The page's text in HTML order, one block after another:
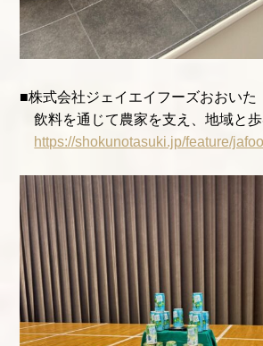
■株式会社ジェイエイフーズおおいた
飲料を通じて農家を支え、地域と
https://shokunotasuki.jp/feature/